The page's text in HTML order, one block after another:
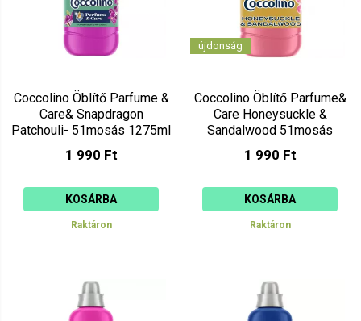
Coccolino Öblítő Parfume &
Care& Snapdragon
Patchouli- 51mosás 1275ml
1 990 Ft
KOSÁRBA
Raktáron
újdonság
Coccolino Öblítő Parfume&
Care Honeysuckle &
Sandalwood 51mosás
1 990 Ft
KOSÁRBA
Raktáron